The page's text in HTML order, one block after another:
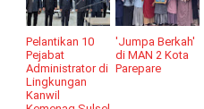
Pelantikan 10
Pejabat
Administrator di
Lingkungan
Kanwil
'Jumpa Berkah'
di MAN 2 Kota
Parepare